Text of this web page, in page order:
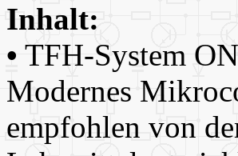
Inhalt:
• TFH-System
Modernes
empfohlen von